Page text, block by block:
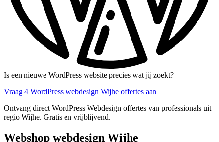
Is een nieuwe WordPress website precies wat jij zoekt?
Vraag 4 WordPress webdesign Wijhe offertes aan
Ontvang direct WordPress Webdesign offertes van professionals uit
regio Wijhe. Gratis en vrijblijvend.
Webshop webdesign Wijhe